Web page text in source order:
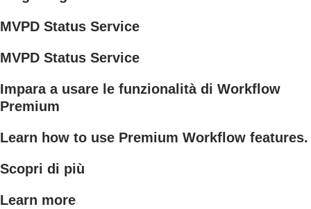
MVPD Status Service
MVPD Status Service
Impara a usare le funzionalità di Workflow
Premium
Learn how to use Premium Workflow features.
Scopri di più
Learn more